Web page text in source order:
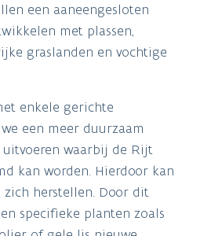
een aaneengesloten
met plassen,
graslanden en vochtige
enkele gerichte
een meer duurzaam
waarbij de Rijt
kan worden. Hierdoor kan
herstellen. Door dit
specifieke planten zoals